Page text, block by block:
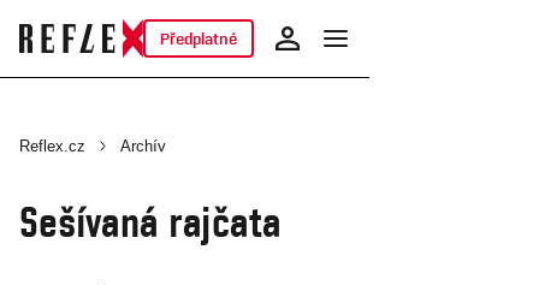
Předplatné
Reflex.cz Archív
Sešívaná rajčata